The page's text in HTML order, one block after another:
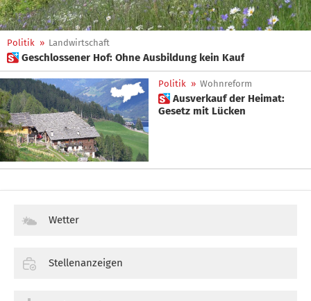
Politik » Landwirtschaft
 Geschlossener Hof: Ohne Ausbildung kein Kauf
Politik » Wohnreform
 Ausverkauf der Heimat:
Gesetz mit Lücken
Wetter
Stellenanzeigen